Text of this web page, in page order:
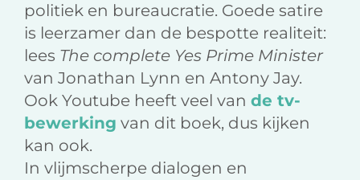
politiek en bureaucratie. Goede satire
is leerzamer dan de bespotte realiteit:
lees The complete Yes Prime Minister
van Jonathan Lynn en Antony Jay.
Ook Youtube heeft veel van de tv-
bewerking van dit boek, dus kijken
kan ook.
In vlijmscherpe dialogen en